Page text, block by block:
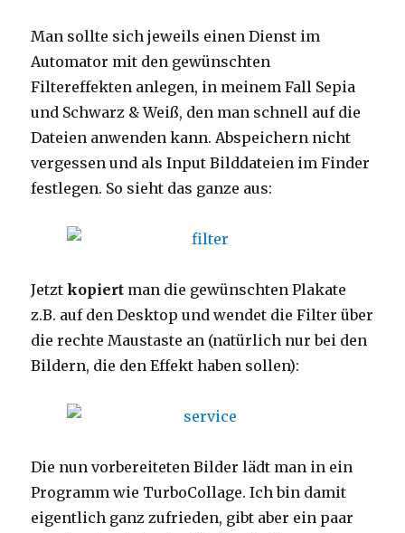
Man sollte sich jeweils einen Dienst im
Automator mit den gewünschten
Filtereffekten anlegen, in meinem Fall Sepia
und Schwarz & Weiß, den man schnell auf die
Dateien anwenden kann. Abspeichern nicht
vergessen und als Input Bilddateien im Finder
festlegen. So sieht das ganze aus:
Jetztkopiert man die gewünschten Plakate
z.B. auf den Desktop und wendet die Filter über
die rechte Maustaste an (natürlich nur bei den
Bildern, die den Effekt haben sollen):
Die nun vorbereiteten Bilder lädt man in ein
Programm wie TurboCollage. Ich bin damit
eigentlich ganz zufrieden, gibt aber ein paar